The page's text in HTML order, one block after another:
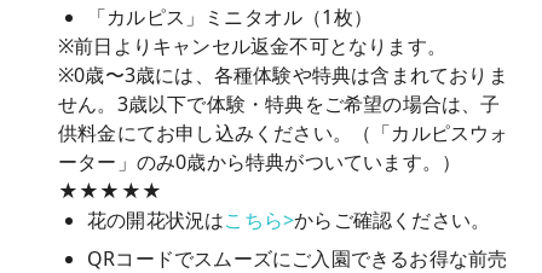
「カルピス」ミニタオル（1枚）
※前日よりキャンセル返金不可となります。
※0歳〜3歳には、各種体験や特典は含まれておりま
せん。3歳以下で体験・特典をご希望の場合は、子
供料金にてお申し込みください。（「カルピスウォ
ーター」のみ0歳から特典がついています。）
★★★★★
花の開花状況はこちら>からご確認ください。
QRコードでスムーズにご入園できるお得な前売